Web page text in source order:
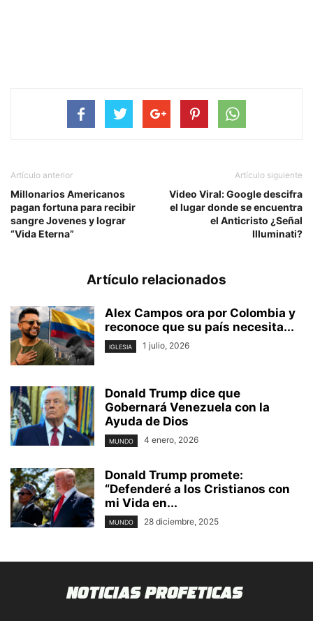
Artículo anterior
Millonarios Americanos
pagan fortuna para recibir
sangre Jovenes y lograr
“Vida Eterna”
Artículo siguiente
Video Viral: Google descifra
el lugar donde se encuentra
el Anticristo ¿Señal
Illuminati?
Artículo relacionados
Alex Campos ora por Colombia y
reconoce que su país necesita...
IGLESIA 1 julio, 2026
Donald Trump dice que
Gobernará Venezuela con la
Ayuda de Dios
MUNDO 4 enero, 2026
Donald Trump promete:
“Defenderé a los Cristianos con
mi Vida en...
MUNDO 28 diciembre, 2025